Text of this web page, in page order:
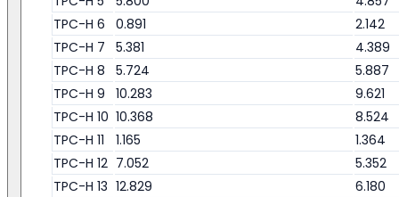
TPC-H 6
0.891
2.142
TPC-H 7
5.381
4.389
TPC-H 8
5.724
5.887
TPC-H 9
10.283
9.621
TPC-H 10 10.368
8.524
TPC-H 11
1.165
1.364
TPC-H 12 7.052
5.352
TPC-H 13 12.829
6.180